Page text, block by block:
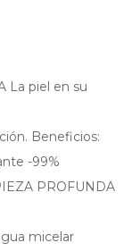
La piel en su
Beneficios:
-99%
PROFUNDA
micelar